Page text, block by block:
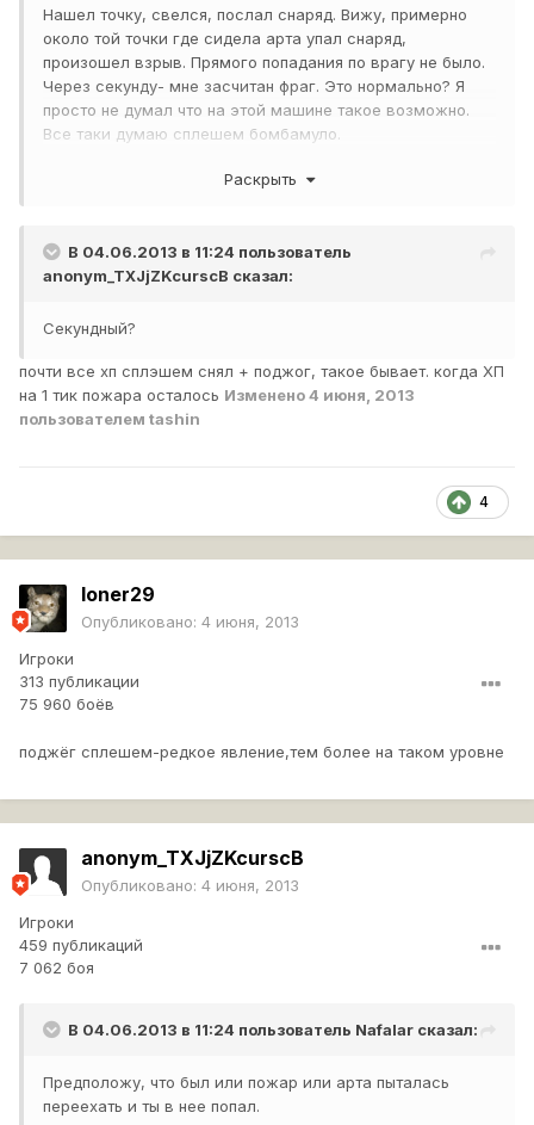
Нашел точку, свелся, послал снаряд. Вижу, примерно
около той точки где сидела арта упал снаряд,
произошел взрыв. Прямого попадания по врагу не было.
Через секунду- мне засчитан фраг. Это нормально? Я
просто не думал что на этой машине такое возможно.
Все таки думаю сплешем бомбамуло.
Снаряды были куплены обычные, но которые чуток
Раскрыть
В 04.06.2013 в 11:24 пользователь
anonym_TXJjZKcurscB сказал:
Секундный?
почти все хп сплэшем снял + поджог, такое бывает. когда ХП
на 1 тик пожара осталось Изменено4 июня, 2013
пользователем tashin
4
loner29
Опубликовано: 4 июня, 2013
Игроки
313 публикации
75 960 боёв
поджёг сплешем-редкое явление,тем более на таком уровне
anonym_TXJjZKcurscB
Опубликовано: 4 июня, 2013
Игроки
459 публикаций
7 062 боя
В 04.06.2013 в 11:24 пользователь Nafalar сказал:
Предположу, что был или пожар или арта пыталась
переехать и ты в нее попал.